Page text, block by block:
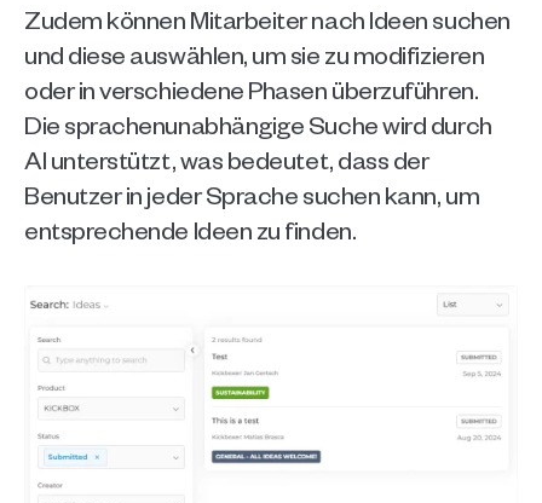
Zudem können Mitarbeiter nach Ideen suchen
und diese auswählen, um sie zu modifizieren
oder in verschiedene Phasen überzuführen.
Die sprachenunabhängige Suche wird durch
AI unterstützt, was bedeutet, dass der
Benutzer in jeder Sprache suchen kann, um
entsprechende Ideen zu finden.